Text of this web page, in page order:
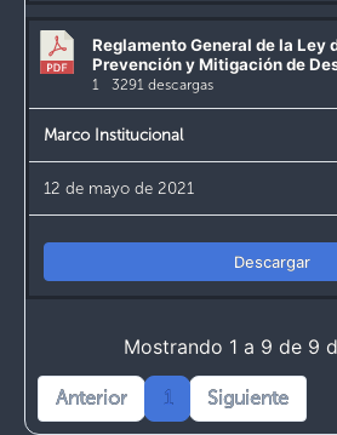
Reglamento General de la Ley
Prevención y Mitigación de
1 3291 descargas
Marco Institucional
12 de mayo de 2021
Descargar
Mostrando 1 a 9 de 9
Anterior 1 Siguiente